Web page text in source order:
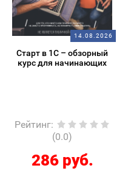
14.08.2026
Старт в 1С – обзорный
курс для начинающих
Рейтинг:
(0.0)
286 руб.